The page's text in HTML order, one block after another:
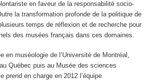
en faveur de la responsabilité socio-
la transformation profonde de la politique de
temps de réflexion et de recherche pour
des musées français dans ces domaines.
en muséologie de l’Université de Montréal,
Québec puis au Musée des sciences
prend en charge en 2012 l’équipe